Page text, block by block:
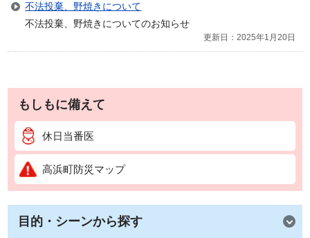
不法投棄、野焼きについて
不法投棄、野焼きについてのお知らせ
更新日：2025年1月20日
もしもに備えて
休日当番医
高浜町防災マップ
目的・シーンから探す